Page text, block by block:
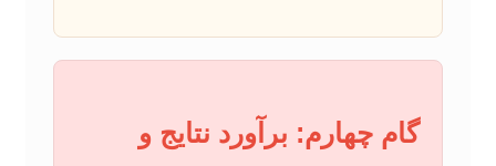
گام چهارم: برآورد نتایج و